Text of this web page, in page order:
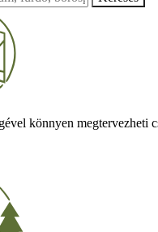
könnyen megtervezheti
batyujába kedvenc